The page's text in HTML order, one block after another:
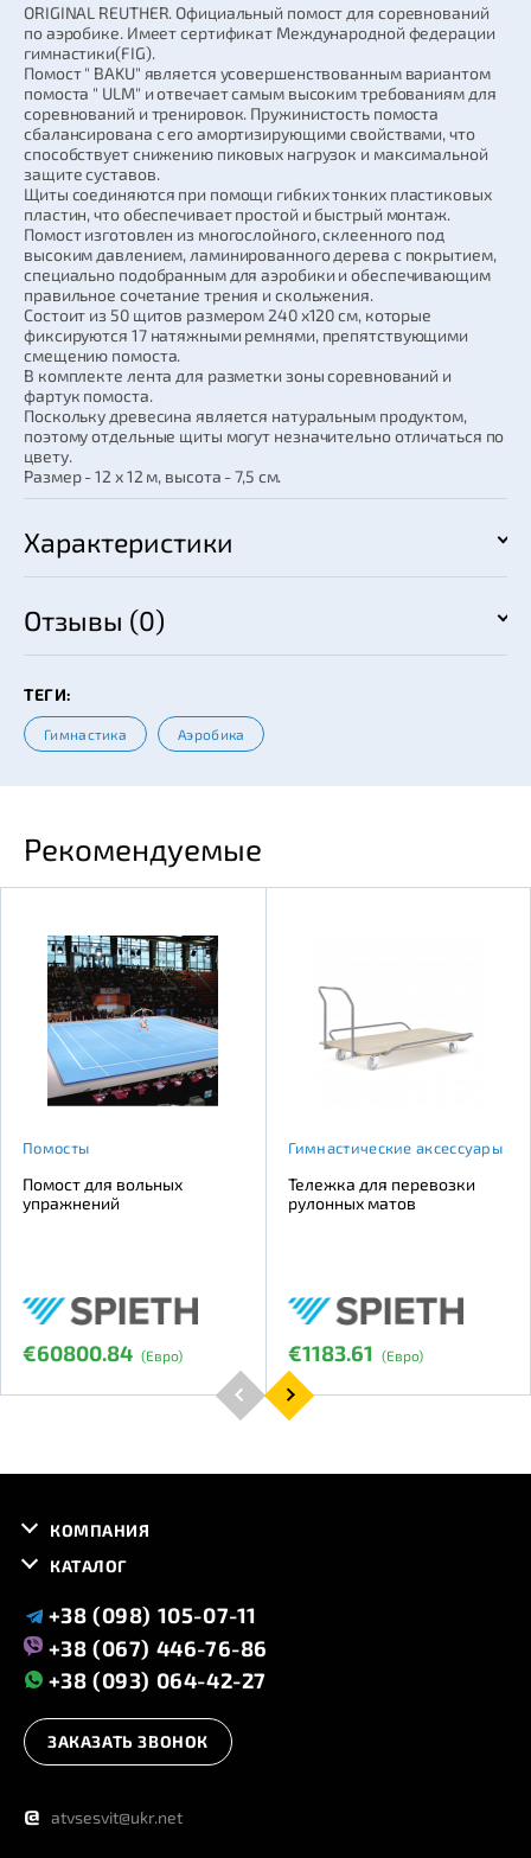
ORIGINAL REUTHER. Официальный помост для соревнований
по аэробике. Имеет сертификат Международной федерации
гимнастики(FIG).
Помост " BAKU" является усовершенствованным вариантом
помоста " ULM" и отвечает самым высоким требованиям для
соревнований и тренировок. Пружинистость помоста
сбалансирована с его амортизирующими свойствами, что
способствует снижению пиковых нагрузок и максимальной
защите суставов.
Щиты соединяются при помощи гибких тонких пластиковых
пластин, что обеспечивает простой и быстрый монтаж.
Помост изготовлен из многослойного, склеенного под
высоким давлением, ламинированного дерева с покрытием,
специально подобранным для аэробики и обеспечивающим
правильное сочетание трения и скольжения.
Состоит из 50 щитов размером 240 х120 см, которые
фиксируются 17 натяжными ремнями, препятствующими
смещению помоста.
В комплекте лента для разметки зоны соревнований и
фартук помоста.
Поскольку древесина является натуральным продуктом,
поэтому отдельные щиты могут незначительно отличаться по
цвету.
Размер - 12 х 12 м, высота - 7,5 см.
Характеристики
Отзывы (0)
ТЕГИ:
Гимнастика Аэробика
Рекомендуемые
Помосты
Помост для вольных
упражнений
€60800.84 (Евро)
Гимнастические аксессуары
Тележка для перевозки
рулонных матов
€1183.61 (Евро)
КОМПАНИЯ
КАТАЛОГ
+38 (098) 105-07-11
+38 (067) 446-76-86
+38 (093) 064-42-27
ЗАКАЗАТЬ ЗВОНОК
@ atvsesvit@ukr.net